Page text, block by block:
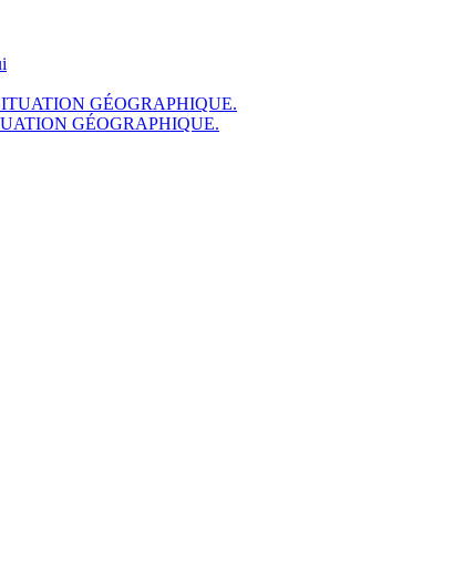
GÉOGRAPHIQUE.